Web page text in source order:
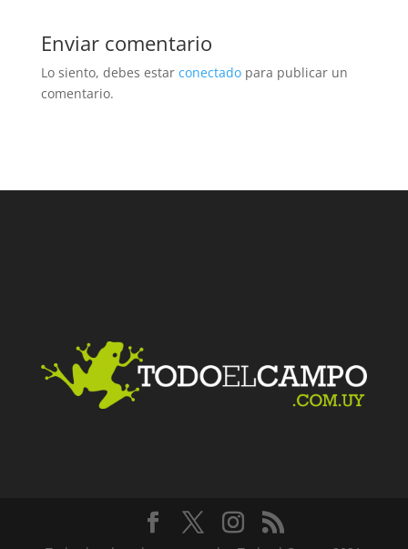
Enviar comentario
Lo siento, debes estar conectadopara publicar un
comentario.
Facebook